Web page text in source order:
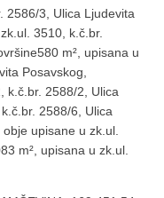
2586/3, Ulica Ljudevita
3510, k.č.br.
m², upisana u
Posavskog,
k.č.br. 2588/2, Ulica
2588/6, Ulica
upisane u zk.ul.
m², upisana u zk.ul.